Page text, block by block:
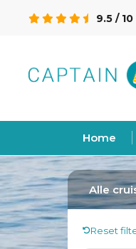
9.5 / 10
Home